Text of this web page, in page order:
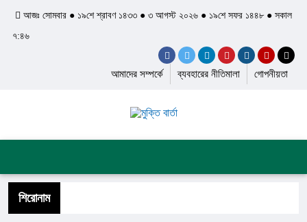
আজঃ সোমবার ● ১৯শে শ্রাবণ ১৪৩৩ ● ৩ আগস্ট ২০২৬ ● ১৯শে সফর ১৪৪৮ ● সকাল
৭:৪৬
আমাদের সম্পর্কে ব্যবহারের নীতিমালা গোপনীয়তা
অপরাধ
শিরোনাম